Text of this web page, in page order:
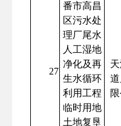
27
番市高昌
区污水处
理厂尾水
人工湿地
净化及再
生水循环
利用工程
临时用地
土地复垦